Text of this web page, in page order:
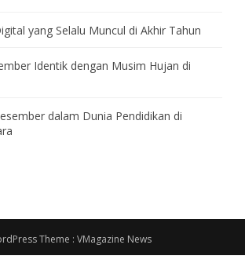
yang Selalu Muncul di Akhir Tahun
Identik dengan Musim Hujan di
dalam Dunia Pendidikan di
Theme : VMagazine News